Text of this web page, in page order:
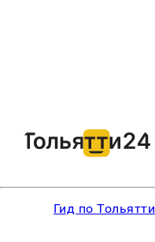
Гид по Тольятти